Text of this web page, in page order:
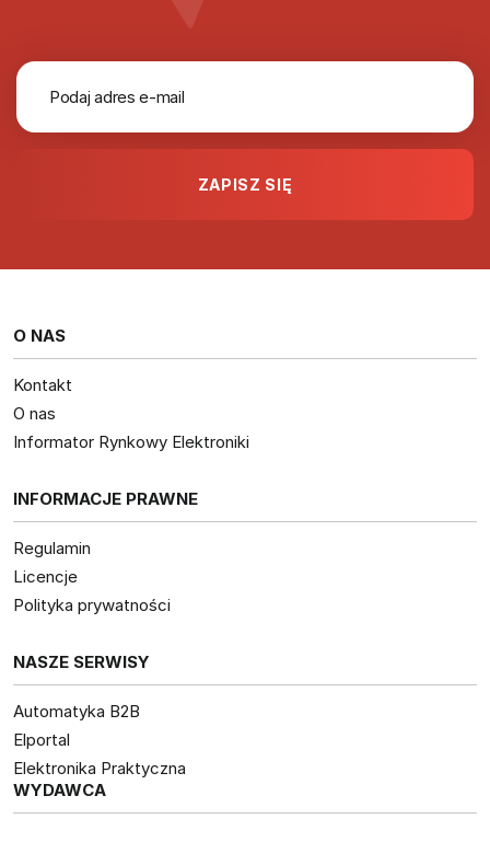
O NAS
Kontakt
O nas
Informator Rynkowy Elektroniki
INFORMACJE PRAWNE
Regulamin
Licencje
Polityka prywatności
NASZE SERWISY
Automatyka B2B
Elportal
Elektronika Praktyczna
WYDAWCA